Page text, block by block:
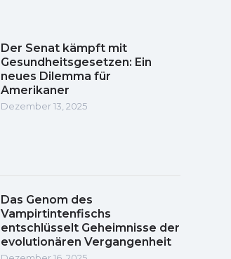
Der Senat kämpft mit
Gesundheitsgesetzen: Ein
neues Dilemma für
Amerikaner
Dezember 13, 2025
Das Genom des
Vampirtintenfischs
entschlüsselt Geheimnisse der
evolutionären Vergangenheit